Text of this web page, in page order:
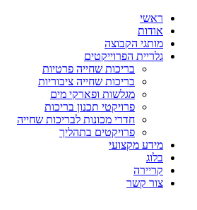
ראשי
אודות
מותגי הקבוצה
גלריית הפרוייקטים
בריכות שחייה פרטיות
בריכות שחייה ציבוריות
מגלשות ופארקי מים
פרויקטי תכנון בריכות
חדרי מכונות לבריכות שחייה
פרויקטים בתהליך
מידע מקצועי
בלוג
קריירה
צור קשר